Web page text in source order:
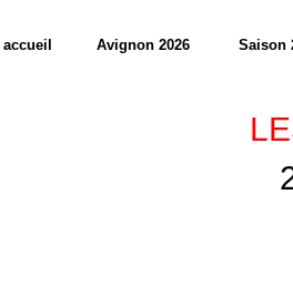
accueil Avignon 2026 Saison